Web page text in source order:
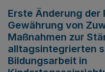
Erste Änderung der
Gewährung von
Maßnahmen zur
alltagsintegrierten
Bildungsarbeit in